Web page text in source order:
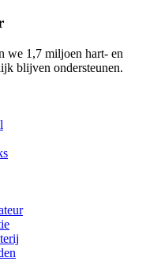
we 1,7 miljoen hart- en
blijven ondersteunen.